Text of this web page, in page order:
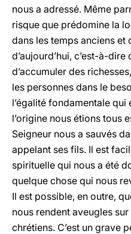
nous a adressé. Même
risque que prédomine la
dans les temps anciens et
d’aujourd’hui, c’est-à-
d’accumuler des
les personnes dans le
l’égalité fondamentale qui
l’origine nous étions tous
Seigneur nous a sauvés
appelant ses fils. Il est
spirituelle qui nous a été
quelque chose qui nous
Il est possible, en outre,
nous rendent aveugles
chrétiens. C’est un grave